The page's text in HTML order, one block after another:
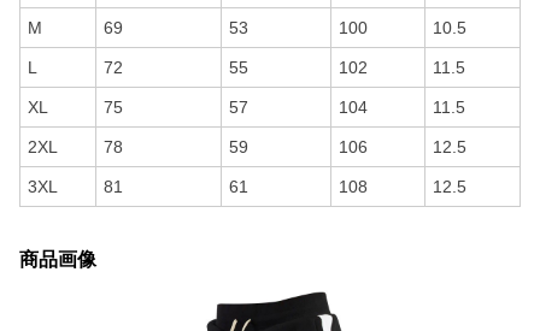
M 69 53 100 10.5
L 72 55 102 11.5
XL 75 57 104 11.5
2XL 78 59 106 12.5
3XL 81 61 108 12.5
商品画像